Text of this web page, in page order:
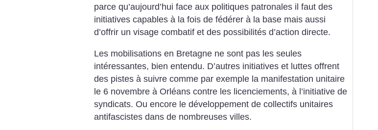
parce qu’aujourd’hui face aux politiques patronales il faut des
initiatives capables à la fois de fédérer à la base mais aussi
d’offrir un visage combatif et des possibilités d’action directe.
Les mobilisations en Bretagne ne sont pas les seules
intéressantes, bien entendu. D’autres initiatives et luttes offrent
des pistes à suivre comme par exemple la manifestation unitaire
le 6 novembre à Orléans contre les licenciements, à l’initiative de
syndicats. Ou encore le développement de collectifs unitaires
antifascistes dans de nombreuses villes.